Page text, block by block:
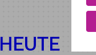
HEUTE